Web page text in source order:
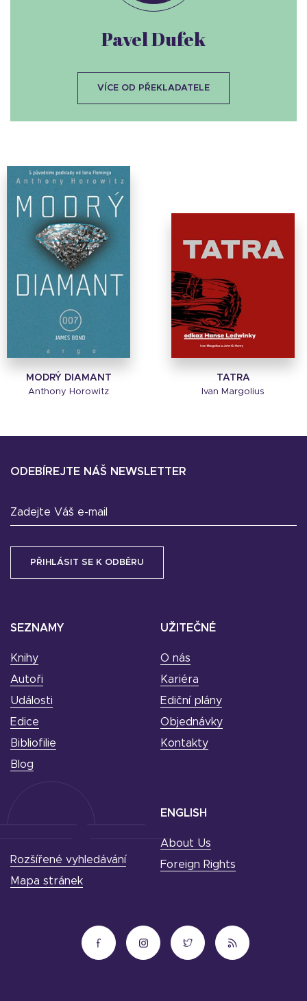
MODRÝ DIAMANT
Anthony Horowitz
TATRA
Ivan Margolius
Pavel Dufek
VÍCE OD PŘEKLADATELE
SEZNAMY
Knihy
Autoři
Události
Edice
Bibliofilie
Blog
UŽITEČNÉ
O nás
Kariéra
Ediční plány
Objednávky
Kontakty
ODEBÍREJTE NÁŠ NEWSLETTER
Zadejte Váš e-mail
ENGLISH
About Us
Foreign Rights
Rozšířené vyhledávání
Mapa stránek